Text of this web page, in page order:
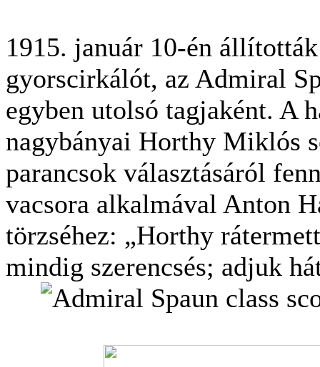
1915. január 10-én
gyorscirkálót, az Admiral
egyben utolsó tagjaként. A
nagybányai Horthy Miklós
parancsok választásáról
vacsora alkalmával Anton
törzséhez: „Horthy
mindig szerencsés; adjuk